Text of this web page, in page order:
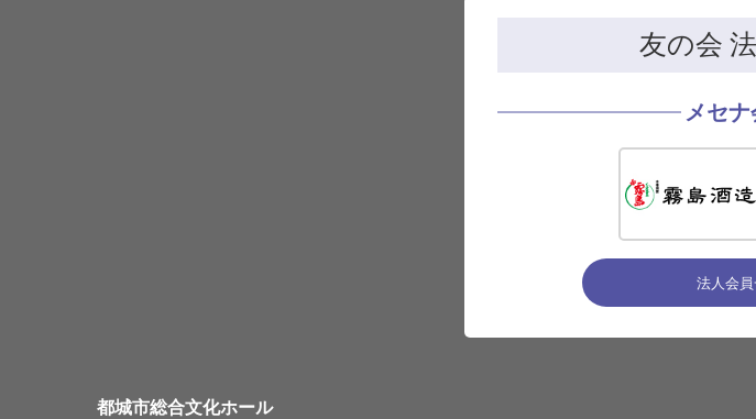
友の会
メセナ
法人会員
都城市総合文化ホール